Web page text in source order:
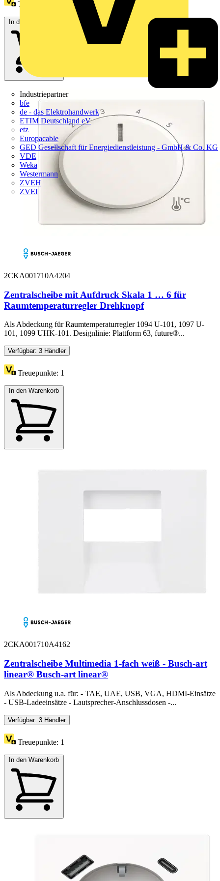
Industriepartner
bfe
de - das Elektrohandwerk
ETIM Deutschland eV
etz
Europacable
GED Gesellschaft für Energiedienstleistung - GmbH & Co. KG
VDE
Weka
Westermann
ZVEH
ZVEI
Treuepunkte:
In den Warenkorb
2CKA001710A4204
Zentralscheibe mit Aufdruck Skala 1 … 6 für
Raumtemperaturregler Drehknopf
Als Abdeckung für Raumtemperaturregler 1094 U-101, 1097 U-
101, 1099 UHK-101. Designlinie: Plattform 63, future®...
Verfügbar: 3 Händler
Treuepunkte: 1
In den Warenkorb
2CKA001710A4162
Zentralscheibe Multimedia 1-fach weiß - Busch-art
linear® Busch-art linear®
Als Abdeckung u.a. für: - TAE, UAE, USB, VGA, HDMI-Einsätze
- USB-Ladeeinsätze - Lautsprecher-Anschlussdosen -...
Verfügbar: 3 Händler
Treuepunkte: 1
In den Warenkorb